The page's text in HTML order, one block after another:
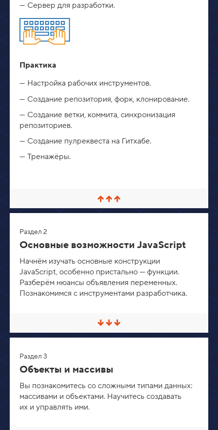
Сервер для разработки.
С
в
т
/
Р
а
з
в
н
у
т
Практика
Настройка рабочих инструментов.
Создание репозитория, форк, клонирование.
Создание ветки, коммита, синхронизация
репозиториев.
Создание пулреквеста на Гитхабе.
Тренажёры.
Раздел 2
Основные возможности JavaScript
Начнём изучать основные конструкции
JavaScript, особенно пристально — функции.
Разберём нюансы объявления переменных.
Познакомимся с инструментами разработчика.
С
в
т
/
Р
Раздел 3
Объекты и массивы
Вы познакомитесь со сложными типами данных:
массивами и объектами. Научитесь создавать
их и управлять ими.